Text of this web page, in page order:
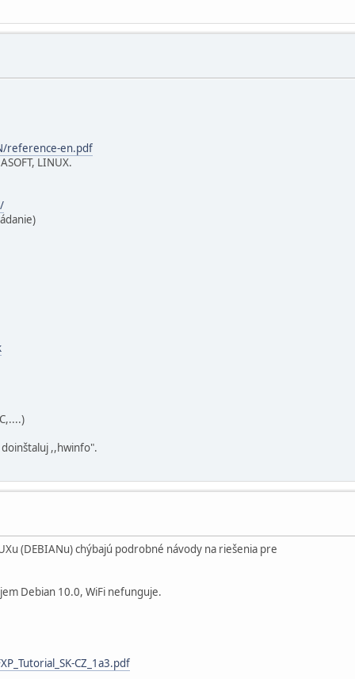
reference-en.pdf
LINUX.
doinštaluj ,,hwinfo".
(DEBIANu) chýbajú podrobné návody na riešenia pre
Debian 10.0, WiFi nefunguje.
CZ_1a3.pdf